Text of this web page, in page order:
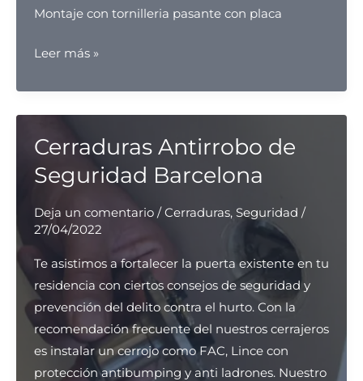
Montaje con tornilleria pasante con placa
Escudo
magnético
DISEC
Leer más »
Cerraduras Antirrobo de
Seguridad Barcelona
Deja un comentario / Cerraduras, Seguridad /
27/04/2022
Te asistimos a fortalecer la puerta existente en tu
residencia con ciertos consejos de seguridad y
prevención del delito contra el hurto. Con la
recomendación frecuente del nuestros cerrajeros
es instalar un cerrojo como FAC, Lince con
protección antibumping y anti ladrones. Nuestro